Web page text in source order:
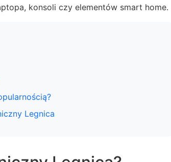
konsoli czy elementów smart home.
Legnica